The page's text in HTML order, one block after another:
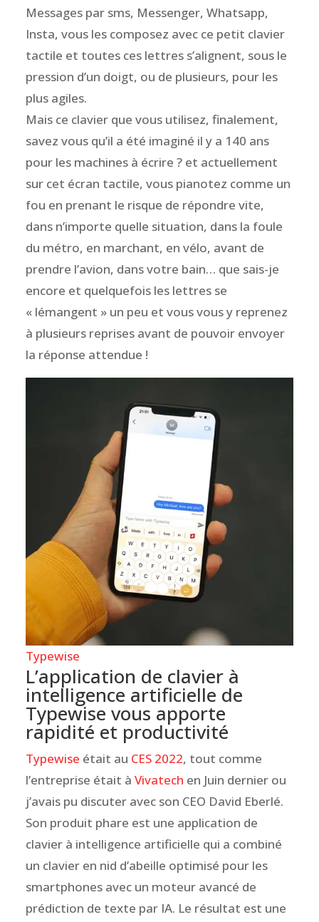
Messages par sms, Messenger, Whatsapp,
Insta, vous les composez avec ce petit clavier
tactile et toutes ces lettres s’alignent, sous le
pression d’un doigt, ou de plusieurs, pour les
plus agiles.
Mais ce clavier que vous utilisez, finalement,
savez vous qu’il a été imaginé il y a 140 ans
pour les machines à écrire ? et actuellement
sur cet écran tactile, vous pianotez comme un
fou en prenant le risque de répondre vite,
dans n’importe quelle situation, dans la foule
du métro, en marchant, en vélo, avant de
prendre l’avion, dans votre bain… que sais-je
encore et quelquefois les lettres se
« lémangent » un peu et vous vous y reprenez
à plusieurs reprises avant de pouvoir envoyer
la réponse attendue !
Typewise
L’application de clavier à
intelligence artificielle de
Typewise vous apporte
rapidité et productivité
Typewise était au CES 2022, tout comme
l’entreprise était à Vivatech en Juin dernier ou
j’avais pu discuter avec son CEO David Eberlé.
Son produit phare est une application de
clavier à intelligence artificielle qui a combiné
un clavier en nid d’abeille optimisé pour les
smartphones avec un moteur avancé de
prédiction de texte par IA. Le résultat est une